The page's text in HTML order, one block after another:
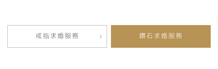
戒指求婚服務 鑽石求婚服務